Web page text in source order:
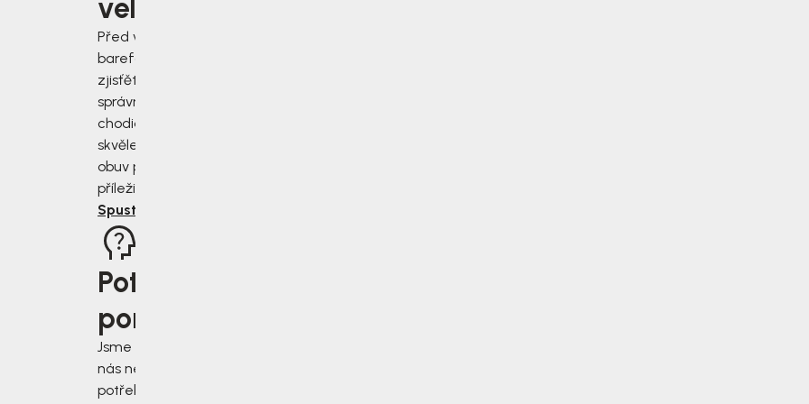
velikost?
Před výběrem
barefoot bot
zjisťěte jak
správně změřit
chodidla a vybrat
skvěle padnoucí
obuv pro každou
příležitost.
Spustit rádce
Potřebujete
poradit?
Jsme tu pro vás, když
nás nejvíce
potřebujete. Napište